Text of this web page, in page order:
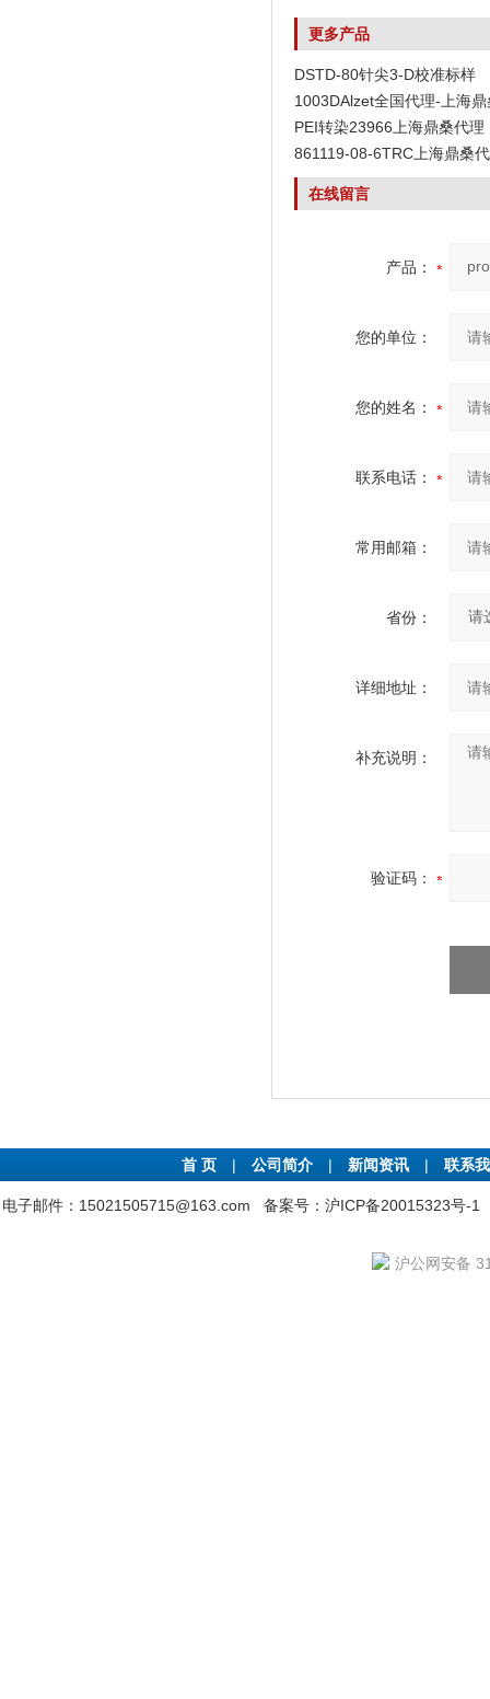
更多产品
DSTD-80针尖3-D校准标样
1003DAlzet全国代理-上海鼎
PEI转染23966上海鼎桑代理
861119-08-6TRC上海鼎桑
在线留言
产品：
您的单位：
您的姓名：
联系电话：
常用邮箱：
省份：
详细地址：
补充说明：
验证码：
首 页 | 公司简介 | 新闻资讯 | 联系
电子邮件：15021505715@163.com 备案号：沪ICP备20015323号-1
沪公网安备